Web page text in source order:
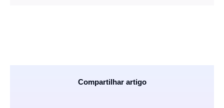
Compartilhar artigo